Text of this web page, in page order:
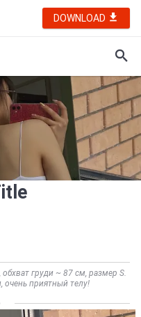
DOWNLOAD
груди ~ 87 см, размер S.
очень приятный телу!